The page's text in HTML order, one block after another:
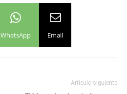
WhatsApp Email
Artículo siguiente